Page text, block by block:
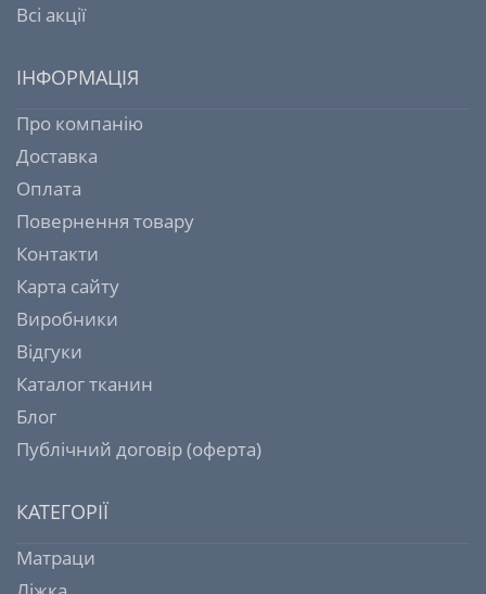
Всі акції
ІНФОРМАЦІЯ
Про компанію
Доставка
Оплата
Повернення товару
Контакти
Карта сайту
Виробники
Відгуки
Каталог тканин
Блог
Публічний договір (оферта)
КАТЕГОРІЇ
Матраци